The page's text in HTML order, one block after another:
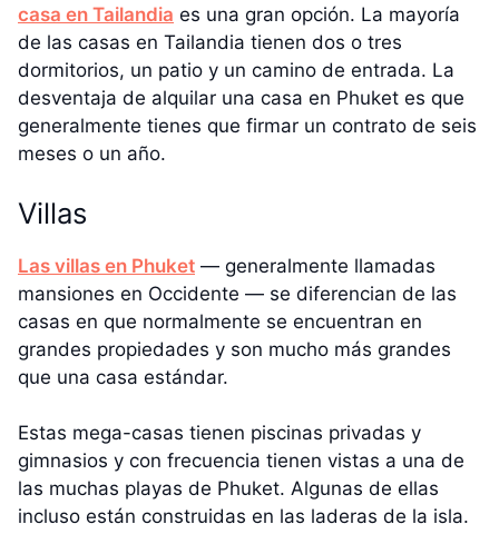
casa en Tailandia es una gran opción. La mayoría
de las casas en Tailandia tienen dos o tres
dormitorios, un patio y un camino de entrada. La
desventaja de alquilar una casa en Phuket es que
generalmente tienes que firmar un contrato de seis
meses o un año.
Villas
Las villas en Phuket — generalmente llamadas
mansiones en Occidente — se diferencian de las
casas en que normalmente se encuentran en
grandes propiedades y son mucho más grandes
que una casa estándar.
Estas mega-casas tienen piscinas privadas y
gimnasios y con frecuencia tienen vistas a una de
las muchas playas de Phuket. Algunas de ellas
incluso están construidas en las laderas de la isla.